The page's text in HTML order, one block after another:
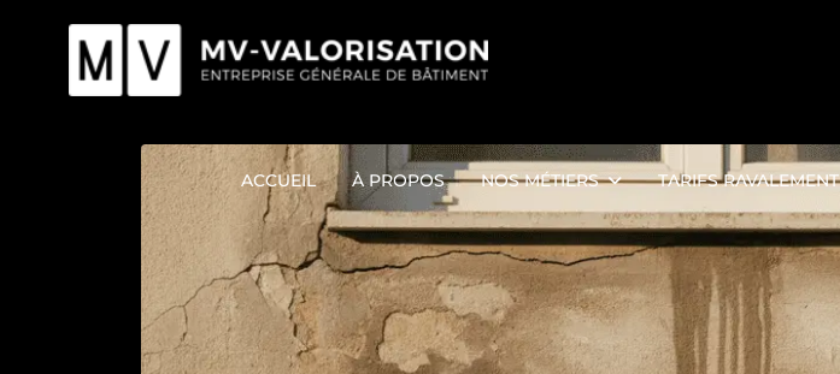
ACCUEIL À PROPOS NOS MÉTIERS TARIFS RAVALEMENT